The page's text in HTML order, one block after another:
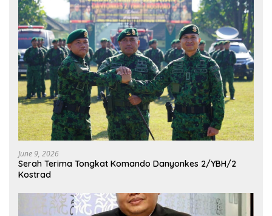
June 9, 2026
Serah Terima Tongkat Komando Danyonkes 2/YBH/2
Kostrad